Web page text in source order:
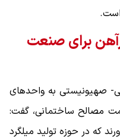
برای صنعت
صهیونیستی به واحدهای
مصالح ساختمانی، گفت:
که در حوزه تولید میلگرد